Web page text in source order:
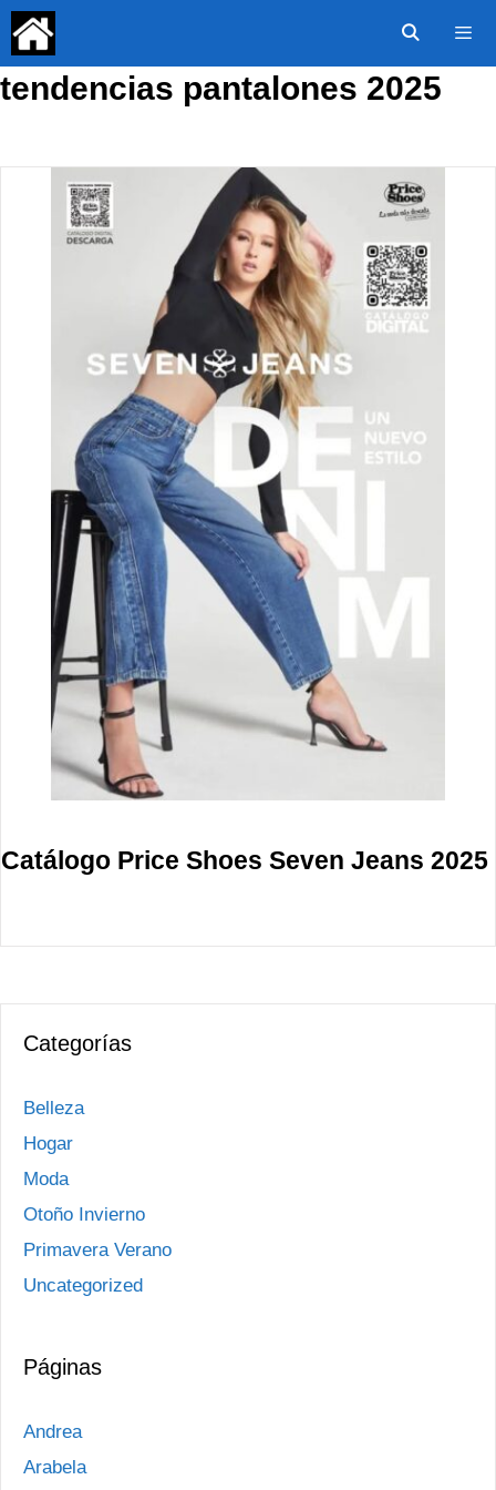
Saltar
contenido
tendencias pantalones 2025
Catálogo Price Shoes Seven Jeans 2025
Categorías
Belleza
Hogar
Moda
Otoño Invierno
Primavera Verano
Uncategorized
Páginas
Andrea
Arabela